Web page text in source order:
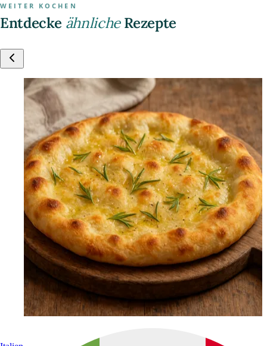
WEITER KOCHEN
Entdecke ähnlicheRezepte